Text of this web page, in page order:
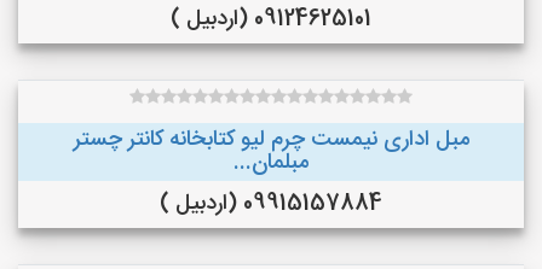
09124625101 (اردبیل )
مبل اداری نیمست چرم لیو کتابخانه کانتر چستر
مبلمان...
09915157884 (اردبیل )